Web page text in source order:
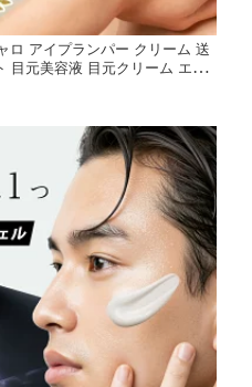
ロ アイプランパー クリーム 送
目元美容液 目元クリーム エイ
しわ 小じわ 目元 ほうれい線